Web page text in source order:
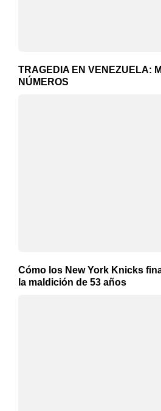
TRAGEDIA EN VENEZUELA:
NÚMEROS
Cómo los New York Knicks
la maldición de 53 años